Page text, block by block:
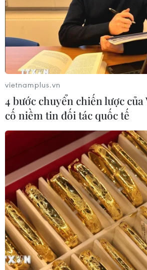
TIN CÙNG CHUYÊN MỤC
Tuổi trẻ Điện Biên tiếp nhận ngọn
đuốc Hành trình “Tôi yêu Tổ quốc
vietnamplus.vn
4 bước chuyển chiến lược
cố niềm tin đối tác quốc tế